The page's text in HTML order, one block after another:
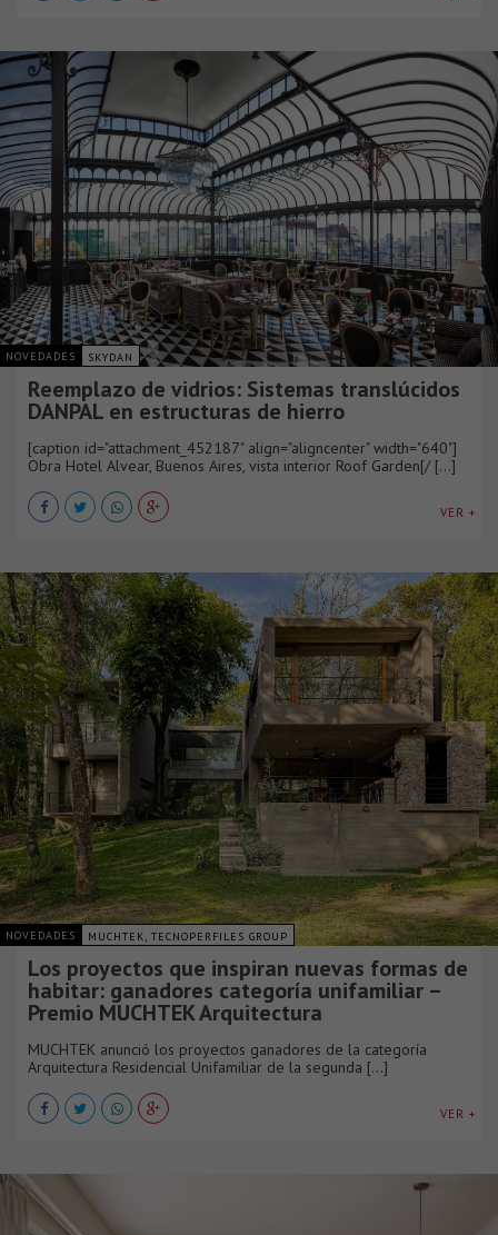
NOVEDADES SKYDAN
Reemplazo de vidrios: Sistemas translúcidos
DANPAL en estructuras de hierro
[caption id="attachment_452187" align="aligncenter" width="640"]
Obra Hotel Alvear, Buenos Aires, vista interior Roof Garden[/ [...]
VER +
NOVEDADES MUCHTEK, TECNOPERFILES GROUP
Los proyectos que inspiran nuevas formas de
habitar: ganadores categoría unifamiliar –
Premio MUCHTEK Arquitectura
MUCHTEK anunció los proyectos ganadores de la categoría
Arquitectura Residencial Unifamiliar de la segunda [...]
VER +